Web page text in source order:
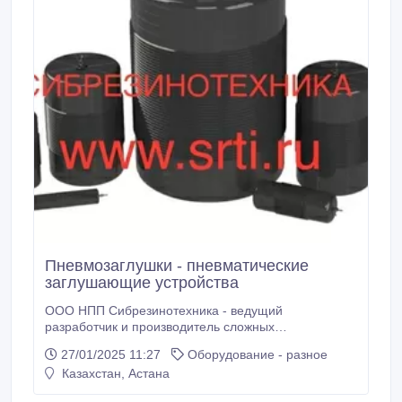
Пневмозаглушки - пневматические
заглушающие устройства
ООО НПП Сибрезинотехника - ведущий
разработчик и производитель сложных
в Омске: пневмозаглушки, пневматические
заглушающие устройства, оболочки резинокордные
27/01/2025 11:27
Оборудование - разное
Казахстан, Астана